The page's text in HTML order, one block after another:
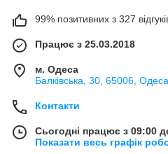
99% позитивних з 327
Працює з 25.03.2018
м. Одеса
Балківська, 30, 65006,
Контакти
Сьогодні працює з 09:00
Показати весь графік